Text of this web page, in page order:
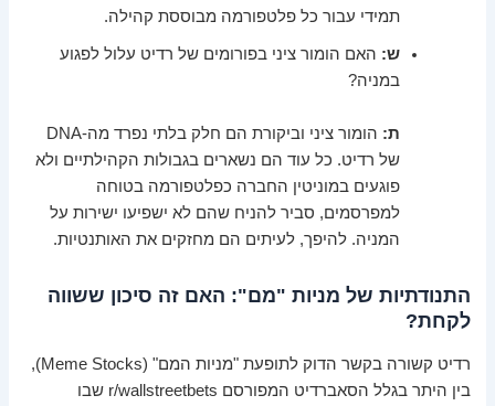
תמידי עבור כל פלטפורמה מבוססת קהילה.
ש: האם הומור ציני בפורומים של רדיט עלול לפגוע
במניה?
ת:
הומור ציני וביקורת הם חלק בלתי נפרד מה-DNA
של רדיט. כל עוד הם נשארים בגבולות הקהילתיים ולא
פוגעים במוניטין החברה כפלטפורמה בטוחה
למפרסמים, סביר להניח שהם לא ישפיעו ישירות על
המניה. להיפך, לעיתים הם מחזקים את האותנטיות.
התנודתיות של מניות "מם": האם זה סיכון ששווה
לקחת?
רדיט קשורה בקשר הדוק לתופעת "מניות המם" (Meme Stocks),
בין היתר בגלל הסאברדיט המפורסם r/wallstreetbets שבו